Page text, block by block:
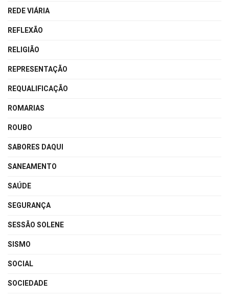
REDE VIÁRIA
REFLEXÃO
RELIGIÃO
REPRESENTAÇÃO
REQUALIFICAÇÃO
ROMARIAS
ROUBO
SABORES DAQUI
SANEAMENTO
SAÚDE
SEGURANÇA
SESSÃO SOLENE
SISMO
SOCIAL
SOCIEDADE